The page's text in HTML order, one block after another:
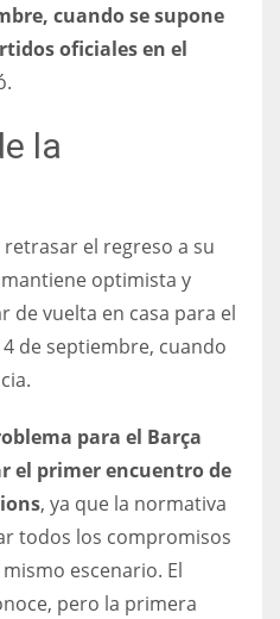
cuando se supone
oficiales en el
la
el regreso a su
optimista y
de vuelta en casa para el
de septiembre, cuando
para el Barça
el primer encuentro de
, ya que la normativa
todos los compromisos
escenario. El
pero la primera